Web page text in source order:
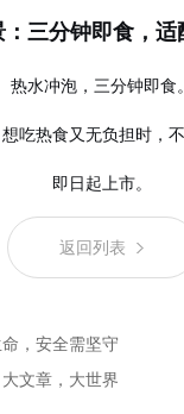
三分钟即食，适
热水冲泡，三分钟即食。
吃热食又无负担时，
即日起上市。
返回列表
，安全需坚守
文章，大世界